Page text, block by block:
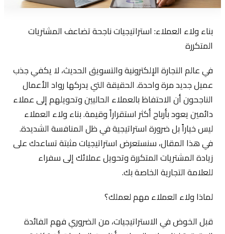
بناء ولاء العملاء: استراتيجيات ناجحة تضاعف المشتريات
المتكررة
في عالم التجارة الإلكترونية والتسويق الحديث، لا يكفي جذب
عميل جديد مرة واحدة. الحقيقة التي يدركها رواد الأعمال
الناجحون أن الاحتفاظ بالعملاء الحاليين وتحويلهم إلى عملاء
دائمين يعود بأرباح أكثر استقراراً وقيمة. بناء ولاء العملاء
ليس خياراً بل ضرورة استراتيجية في ظل المنافسة الشديدة.
في هذا المقال، سنستعرض استراتيجيات مثبتة تساعدك على
زيادة المشتريات المتكررة وتحويل عملائك إلى سفراء
للعلامة التجارية الخاصة بك.
لماذا ولاء العملاء مهم لعملك؟
قبل الخوض في الاستراتيجيات، من الضروري فهم الفائدة